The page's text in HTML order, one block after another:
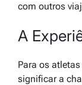
com outros
A
Para os
significar a